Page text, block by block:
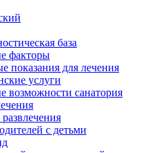
база
факторы
показания для лечения
услуги
возможности санатория
с детьми